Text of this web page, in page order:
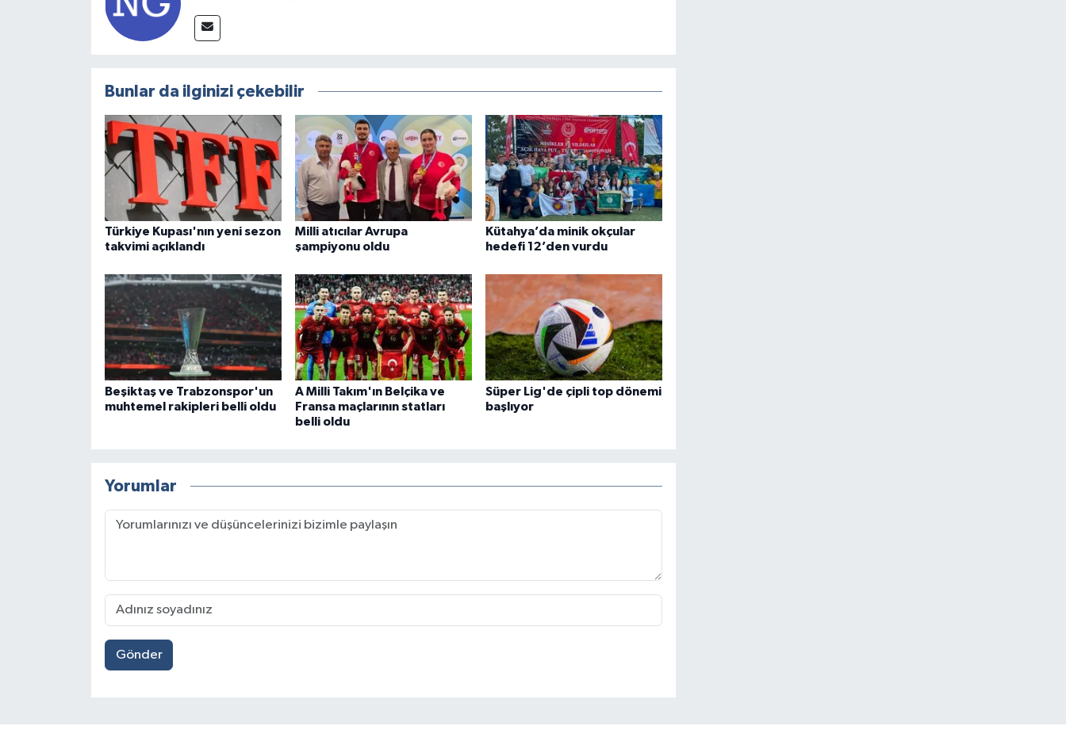
Bunlar da ilginizi çekebilir
Türkiye Kupası'nın yeni sezon
takvimi açıklandı
Milli atıcılar Avrupa
şampiyonu oldu
Kütahya’da minik okçular
hedefi 12’den vurdu
Beşiktaş ve Trabzonspor'un
muhtemel rakipleri belli oldu
A Milli Takım'ın Belçika ve
Fransa maçlarının statları
belli oldu
Süper Lig'de çipli top dönemi
başlıyor
Yorumlar
Gönder
Video Galeri
Yemek Tarifleri